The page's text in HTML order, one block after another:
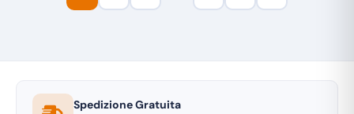
Spedizione Gratuita